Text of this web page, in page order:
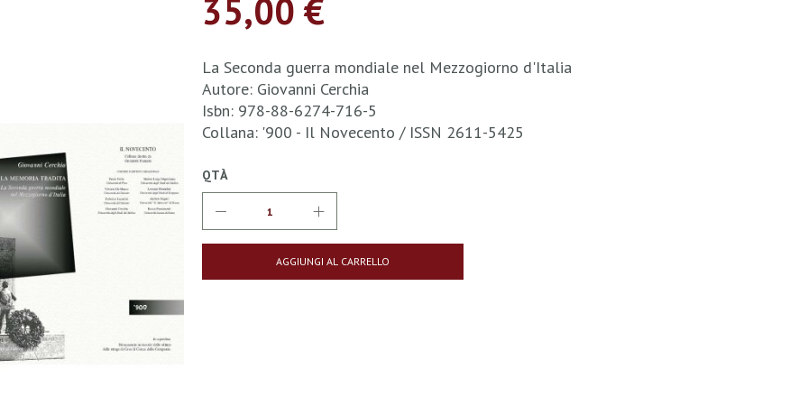
35,00 €
La Seconda guerra mondiale nel Mezzogiorno d'Italia
Autore: Giovanni Cerchia
Isbn: 978-88-6274-716-5
Collana: '900 - Il Novecento / ISSN 2611-5425
QTÀ
AGGIUNGI AL CARRELLO